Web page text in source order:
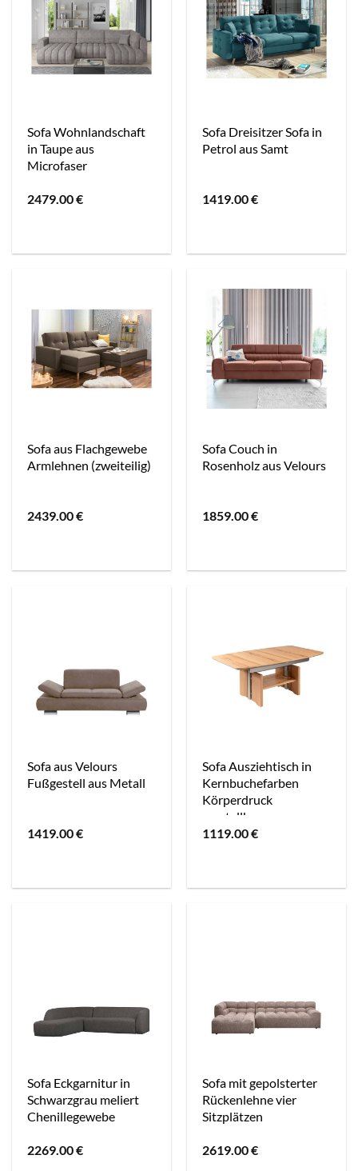
Sofa Wohnlandschaft
in Taupe aus
Microfaser
2479.00€
Sofa Dreisitzer Sofa in
Petrol aus Samt
1419.00€
Sofa aus Flachgewebe
Armlehnen (zweiteilig)
2439.00€
Sofa Couch in
Rosenholz aus Velours
1859.00€
Sofa aus Velours
Fußgestell aus Metall
1419.00€
Sofa Ausziehtisch in
Kernbuchefarben
Körperdruck
verstellbar
1119.00€
Sofa Eckgarnitur in
Schwarzgrau meliert
Chenillegewebe
2269.00€
Sofa mit gepolsterter
Rückenlehne vier
Sitzplätzen
2619.00€